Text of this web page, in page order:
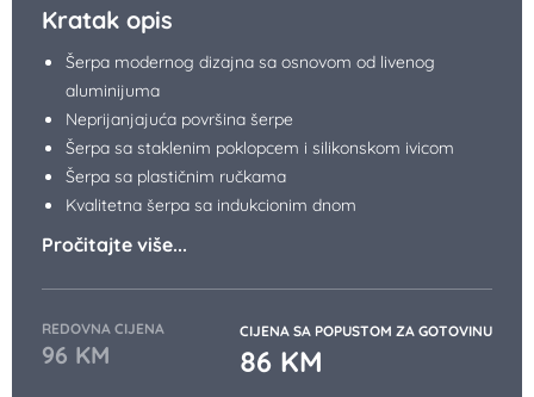
REDOVNA CIJENA
96 KM
CIJENA SA POPUSTOM ZA GOTOVINU
86 KM
Kratak opis
Šerpa modernog dizajna sa osnovom od livenog
aluminijuma
Neprijanjajuća površina šerpe
Šerpa sa staklenim poklopcem i silikonskom ivicom
Šerpa sa plastičnim ručkama
Kvalitetna šerpa sa indukcionim dnom
Pročitajte više...